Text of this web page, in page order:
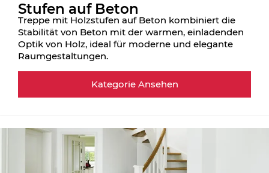
Stufen auf Beton
Treppe mit Holzstufen auf Beton kombiniert die
Stabilität von Beton mit der warmen, einladenden
Optik von Holz, ideal für moderne und elegante
Raumgestaltungen.
Kategorie Ansehen